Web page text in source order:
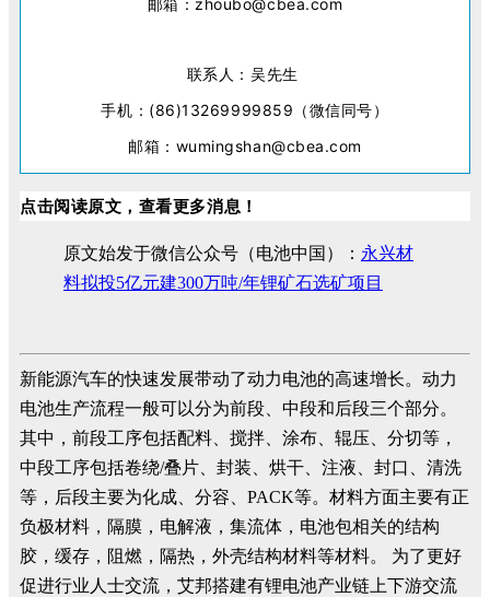
邮箱：zhoubo@cbea.com
联系人：吴先生
手机：(86)13269999859（微信同号）
邮箱：wumingshan@cbea.com
点击阅读原文，查看更多消息！
原文始发于微信公众号（电池中国）： 永兴材
料拟投5亿元建300万吨/年锂矿石选矿项目
新能源汽车的快速发展带动了动力电池的高速增长。动力
电池生产流程一般可以分为前段、中段和后段三个部分。
其中，前段工序包括配料、搅拌、涂布、辊压、分切等，
中段工序包括卷绕/叠片、封装、烘干、注液、封口、清洗
等，后段主要为化成、分容、PACK等。材料方面主要有正
负极材料，隔膜，电解液，集流体，电池包相关的结构
胶，缓存，阻燃，隔热，外壳结构材料等材料。 为了更好
促进行业人士交流，艾邦搭建有锂电池产业链上下游交流